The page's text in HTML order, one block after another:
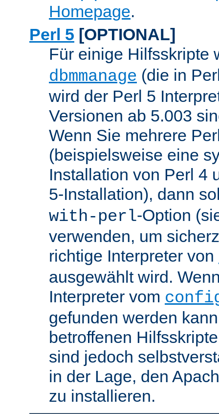
Homepage.
Perl 5 [OPTIONAL]
Für einige Hilfsskripte
dbmmanage (die in
wird der Perl 5
Versionen ab 5.003
Wenn Sie mehrere
(beispielsweise eine
Installation von Perl 4
5-Installation), dann
with-perl-Option
verwenden, um
richtige Interpreter von
ausgewählt wird.
Interpreter vom
gefunden werden
betroffenen
sind jedoch
in der Lage, den
zu installieren.